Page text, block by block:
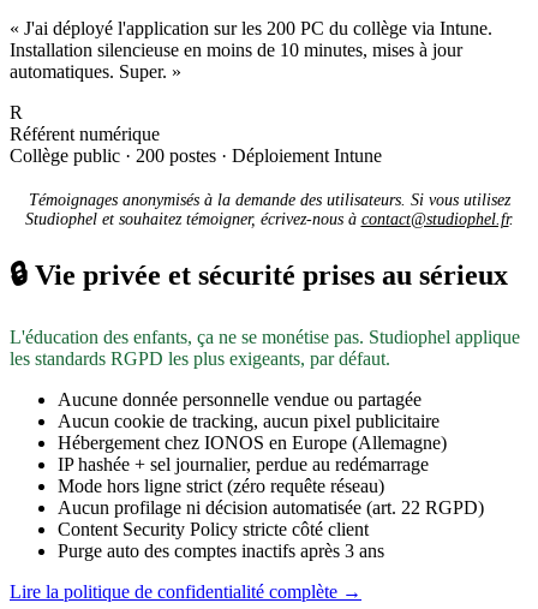
« J'ai déployé l'application sur les 200 PC du collège via Intune.
Installation silencieuse en moins de 10 minutes, mises à jour
automatiques. Super. »
R
Référent numérique
Collège public · 200 postes · Déploiement Intune
Témoignages anonymisés à la demande des utilisateurs. Si vous utilisez
Studiophel et souhaitez témoigner, écrivez-nous à contact@studiophel.fr.
🔒 Vie privée et sécurité prises au sérieux
L'éducation des enfants, ça ne se monétise pas. Studiophel applique
les standards RGPD les plus exigeants, par défaut.
Aucune donnée personnelle vendue ou partagée
Aucun cookie de tracking, aucun pixel publicitaire
Hébergement chez IONOS en Europe (Allemagne)
IP hashée + sel journalier, perdue au redémarrage
Mode hors ligne strict (zéro requête réseau)
Aucun profilage ni décision automatisée (art. 22 RGPD)
Content Security Policy stricte côté client
Purge auto des comptes inactifs après 3 ans
Lire la politique de confidentialité complète →